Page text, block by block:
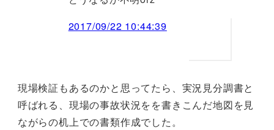
2017/09/22 10:44:39
現場検証もあるのかと思ってたら、実況見分調書と
呼ばれる、現場の事故状況をを書きこんだ地図を見
ながらの机上での書類作成でした。